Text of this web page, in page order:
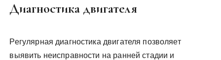
Диагностика двигателя
Регулярная диагностика двигателя позволяет
выявить неисправности на ранней стадии и